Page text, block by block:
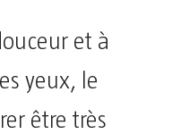
et à
yeux, le
être très